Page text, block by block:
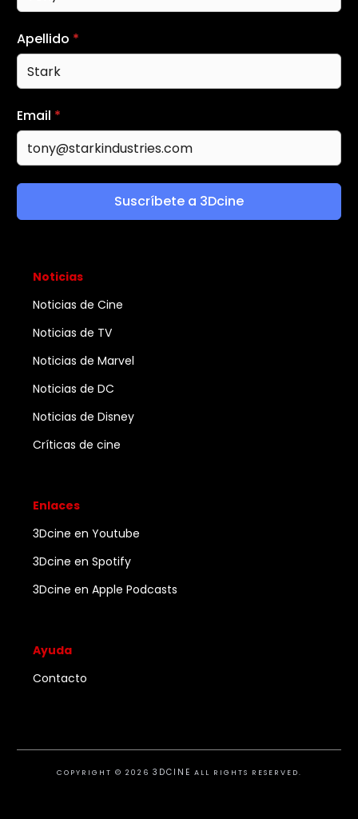
Apellido *
Email *
Suscríbete a 3Dcine
Noticias
Noticias de Cine
Noticias de TV
Noticias de Marvel
Noticias de DC
Noticias de Disney
Críticas de cine
Enlaces
3Dcine en Youtube
3Dcine en Spotify
3Dcine en Apple Podcasts
Ayuda
Contacto
COPYRIGHT © 2026 3DCINE ALL RIGHTS RESERVED.